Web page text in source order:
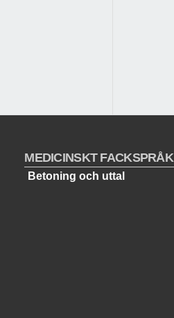
MEDICINSKT FACKSPRÅK
Betoning och uttal